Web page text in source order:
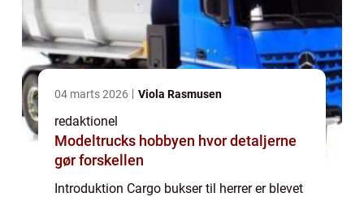
04 marts 2026 Viola Rasmusen
redaktionel
Modeltrucks hobbyen hvor detaljerne
gør forskellen
Introduktion Cargo bukser til herrer er blevet